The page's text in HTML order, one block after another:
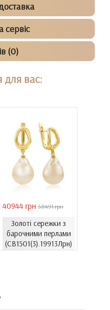
сервіс
(0)
для вас:
40944 грн 58491 грн
Золоті сережки з
барочними перлами
(СВ1501(3).19913Лрн)